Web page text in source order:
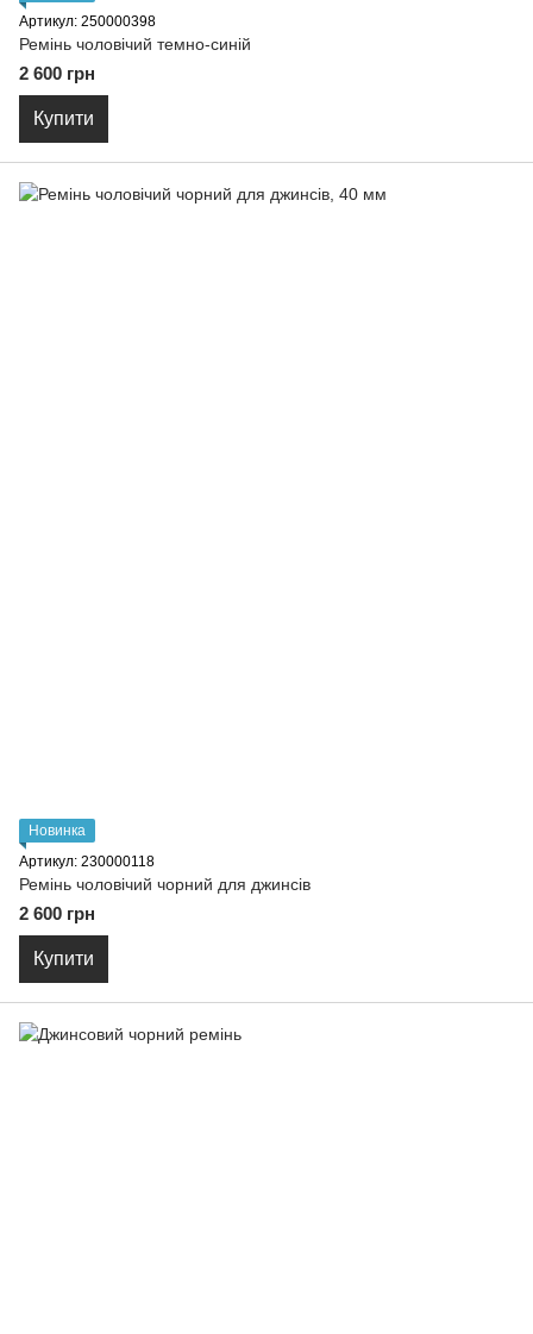
Артикул: 250000398
Ремiнь чоловiчий темно-синій
2 600 грн
Купити
Новинка
Артикул: 230000118
Ремiнь чоловiчий чорний для джинсів
2 600 грн
Купити